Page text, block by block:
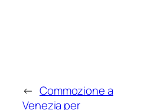
← Commozione a
Venezia per